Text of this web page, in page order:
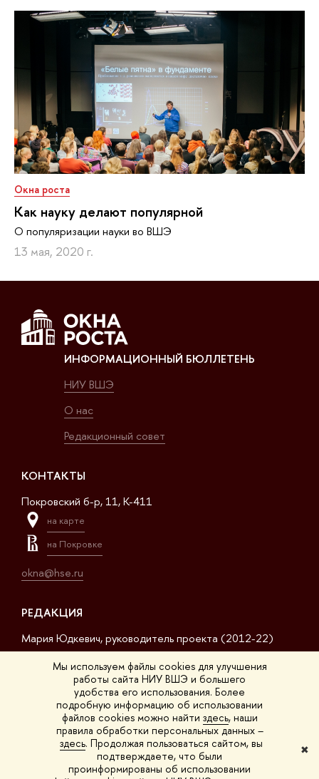
Мы используем файлы cookies для улучшения
работы сайта НИУ ВШЭ и большего
удобства его использования. Более
подробную информацию об использовании
файлов cookies можно найти здесь, наши
правила обработки персональных данных –
здесь. Продолжая пользоваться сайтом, вы
подтверждаете, что были
проинформированы об использовании
✖
Окна роста
Как науку делают популярной
О популяризации науки во ВШЭ
13 мая, 2020 г.
ИНФОРМАЦИОННЫЙ БЮЛЛЕТЕНЬ
НИУ ВШЭ
О нас
Редакционный совет
КОНТАКТЫ
Покровский б-р, 11, K-411
на карте
на Покровке
okna@hse.ru
РЕДАКЦИЯ
Мария Юдкевич, руководитель проекта (2012-22)
Дмитрий Дагаев, руководитель проекта (2022-23)
Сергей Матвеев, шеф-редактор (2017-23)
Арсений Кустов, редактор сайта
Владимир Селивёрстов, обозреватель
Анна Шестакова, обозреватель